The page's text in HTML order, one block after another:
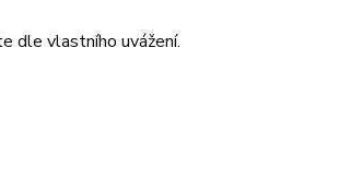
dle vlastního uvážení.